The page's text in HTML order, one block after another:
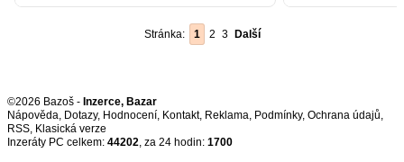
Stránka: 1 2 3 Další
©2026 Bazoš - Inzerce, Bazar
Nápověda, Dotazy, Hodnocení, Kontakt, Reklama, Podmínky, Ochrana údajů,
RSS,
Inzeráty PC celkem: 44202, za 24 hodin: 1700